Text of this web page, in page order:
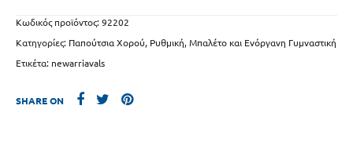
Κωδικός προϊόντος:92202
Κατηγορίες: Παπούτσια Χορού, Ρυθμική, Μπαλέτο και Ενόργανη Γυμναστική
Ετικέτα: newarriavals
SHARE ON